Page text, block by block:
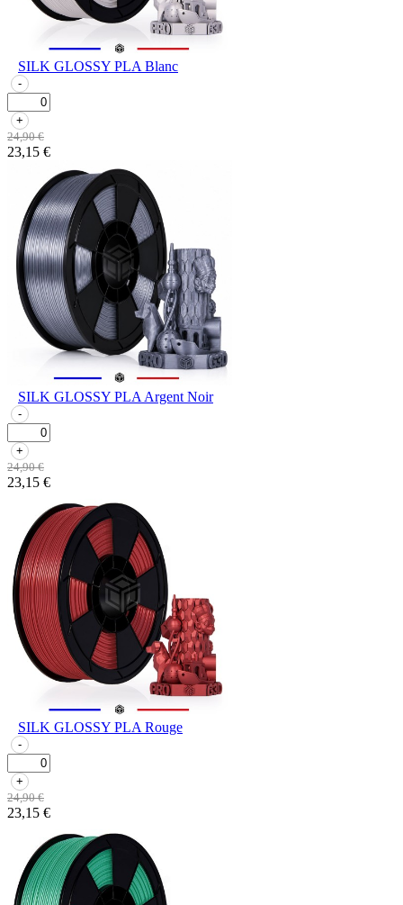
SILK GLOSSY PLA Blanc
-
+
24,90 €
23,15 €
SILK GLOSSY PLA Argent Noir
-
+
24,90 €
23,15 €
SILK GLOSSY PLA Rouge
-
+
24,90 €
23,15 €